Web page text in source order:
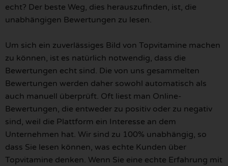
echt? Der beste Weg, dies herauszufinden, ist, die
unabhängigen Bewertungen zu lesen.
Um sich ein zuverlässiges Bild von Topvitamine machen
zu können, ist es natürlich notwendig, dass die
Bewertungen echt sind. Die von uns gesammelten
Bewertungen werden daher sowohl automatisch als
auch manuell überprüft. Oft liest man Online-
Bewertungen, die entweder zu positiv oder zu negativ
sind, weil die Plattform ein Interesse an dem
Unternehmen hat. Wir sind zu 100% unabhängig, so
dass Sie lesen können, was echte Kunden über
Topvitamine denken. Wenn Sie eine echte Erfahrung mit